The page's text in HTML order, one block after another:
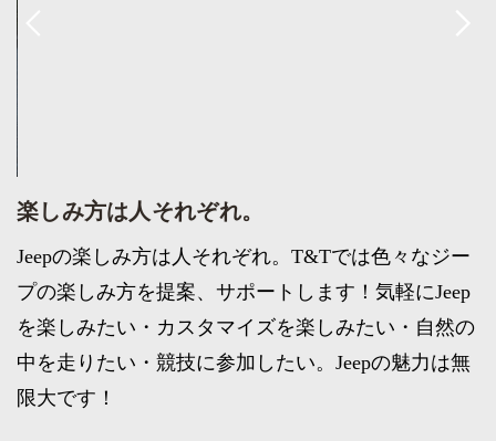
楽しみ方は人それぞれ。
Jeepの楽しみ方は人それぞれ。T&Tでは色々なジー
プの楽しみ方を提案、サポートします！気軽にJeep
を楽しみたい・カスタマイズを楽しみたい・自然の
中を走りたい・競技に参加したい。Jeepの魅力は無
限大です！